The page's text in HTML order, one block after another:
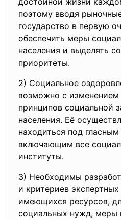
поэтому вводя
государство в первую
обеспечить меры
населения и выделять
приоритеты.
2) Социальное
возможно с
принципов социальной
населения. Её
находиться под
включающим все
институты.
3) Необходимы
и критериев
имеющихся ресурсов,
социальных нужд, меры